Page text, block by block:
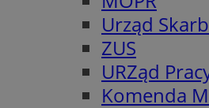
Urząd
ZUS
URZąd
Komenda